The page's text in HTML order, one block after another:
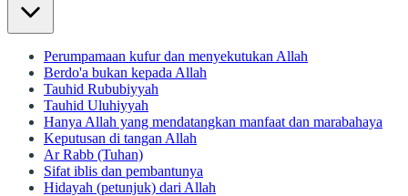
Perumpamaan kufur dan menyekutukan Allah
Berdo'a bukan kepada Allah
Tauhid Rububiyyah
Tauhid Uluhiyyah
Hanya Allah yang mendatangkan manfaat dan marabahaya
Keputusan di tangan Allah
Ar Rabb (Tuhan)
Sifat iblis dan pembantunya
Hidayah (petunjuk) dari Allah